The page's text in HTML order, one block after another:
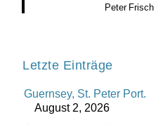
Peter Frisch
Letzte Einträge
Guernsey, St. Peter Port.
August 2, 2026